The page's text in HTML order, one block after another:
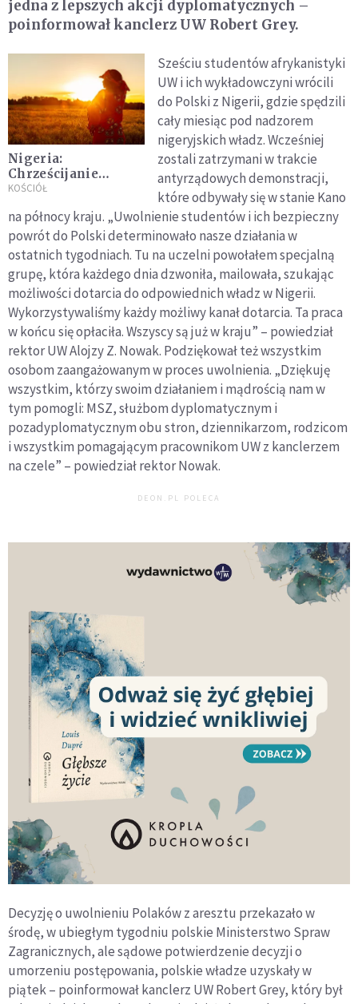
jedna z lepszych akcji dyplomatycznych –
poinformował kanclerz UW Robert Grey.
Nigeria:
Chrześcijanie
domagają się
masakrze 160 osób
KOŚCIÓŁ
Sześciu studentów afrykanistyki
UW i ich wykładowczyni wrócili
do Polski z Nigerii, gdzie spędzili
cały miesiąc pod nadzorem
nigeryjskich władz. Wcześniej
zostali zatrzymani w trakcie
antyrządowych demonstracji,
które odbywały się w stanie Kano
na północy kraju. „Uwolnienie studentów i ich bezpieczny
powrót do Polski determinowało nasze działania w
ostatnich tygodniach. Tu na uczelni powołałem specjalną
grupę, która każdego dnia dzwoniła, mailowała, szukając
możliwości dotarcia do odpowiednich władz w Nigerii.
Wykorzystywaliśmy każdy możliwy kanał dotarcia. Ta praca
w końcu się opłaciła. Wszyscy są już w kraju” – powiedział
rektor UW Alojzy Z. Nowak. Podziękował też wszystkim
osobom zaangażowanym w proces uwolnienia. „Dziękuję
wszystkim, którzy swoim działaniem i mądrością nam w
tym pomogli: MSZ, służbom dyplomatycznym i
pozadyplomatycznym obu stron, dziennikarzom, rodzicom
i wszystkim pomagającym pracownikom UW z kanclerzem
na czele” – powiedział rektor Nowak.
DEON.PL POLECA
Decyzję o uwolnieniu Polaków z aresztu przekazało w
środę, w ubiegłym tygodniu polskie Ministerstwo Spraw
Zagranicznych, ale sądowe potwierdzenie decyzji o
umorzeniu postępowania, polskie władze uzyskały w
piątek – poinformował kanclerz UW Robert Grey, który był